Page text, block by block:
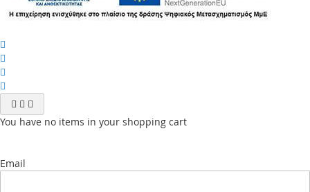
You have no items in your shopping cart
Email